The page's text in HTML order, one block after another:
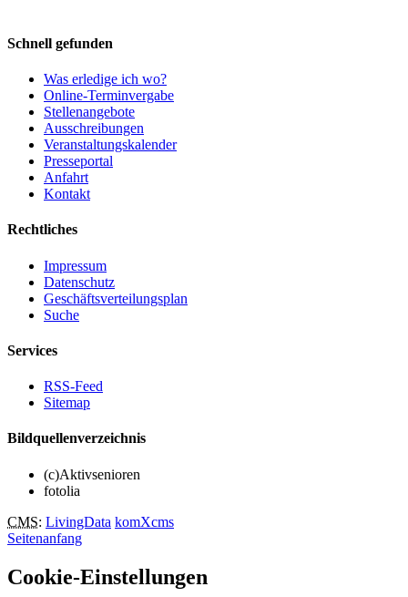
Schnell gefunden
Was erledige ich wo?
Online-Terminvergabe
Stellenangebote
Ausschreibungen
Veranstaltungskalender
Presseportal
Anfahrt
Kontakt
Rechtliches
Impressum
Datenschutz
Geschäftsverteilungsplan
Suche
Services
RSS-Feed
Sitemap
Bildquellenverzeichnis
(c)Aktivsenioren
fotolia
CMS: LivingData komXcms
Seitenanfang
Cookie-Einstellungen